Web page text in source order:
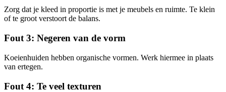
Zorg dat je kleed in proportie is met je meubels en ruimte. Te klein
of te groot verstoort de balans.
Fout 3: Negeren van de vorm
Koeienhuiden hebben organische vormen. Werk hiermee in plaats
van ertegen.
Fout 4: Te veel texturen